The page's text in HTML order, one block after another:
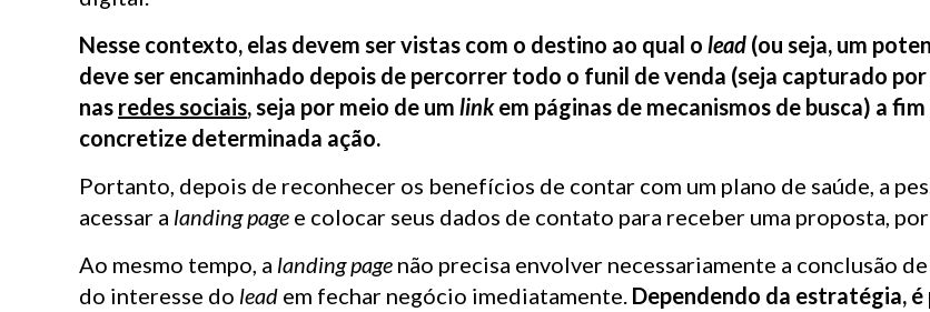
Nesse contexto, elas devem ser vistas com o destino ao qual olead (ou seja, um
deve ser encaminhado depois de percorrer todo o funil de venda (seja capturado
nas redes sociais, seja por meio de umlinkem páginas de mecanismos de busca) a
concretize determinada ação.
Portanto, depois de reconhecer os benefícios de contar com um plano de saúde, a
acessar a landing page e colocar seus dados de contato para receber uma proposta,
Ao mesmo tempo, a landing page não precisa envolver necessariamente a conclusão
do interesse do lead em fechar negócio imediatamente. Dependendo da estratégia, é